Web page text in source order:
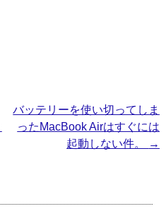
バッテリーを使い切ってしま
ったMacBook Airはすぐには
起動しない件。
→